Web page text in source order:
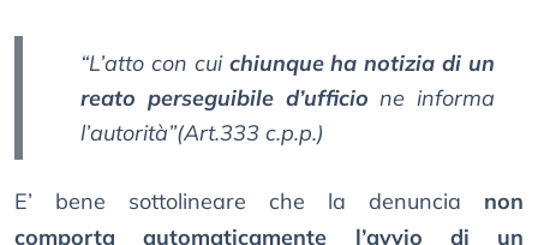
“L’atto con cui chiunque ha notizia di un
reato perseguibile d’ufficio ne informa
l’autorità”(Art.333 c.p.p.)
E’ bene sottolineare che la denuncia non
comporta automaticamente l’avvio di un